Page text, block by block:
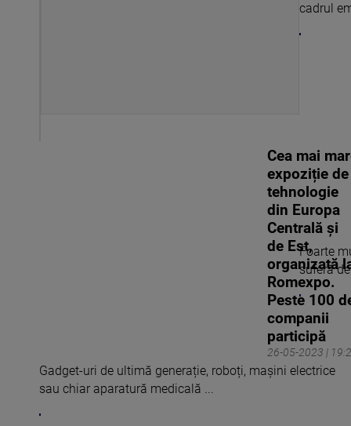
26-05-2023 |
Cea mai
expoziție de
tehnologie
din Europa
Centrală și
de Est,
organizată
Romexpo.
Peste 100
companii
participă
Gadget-uri de ultimă generație, roboți, mașini electrice
sau chiar aparatură medicală ...
cadrul
Foarte
suferă